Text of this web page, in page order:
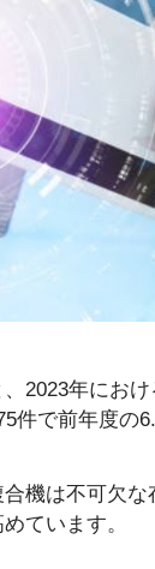
、2023年にお
件で前年度の
機は不可欠
ています。